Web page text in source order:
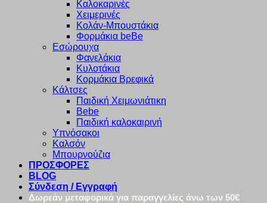
Καλοκαρινές
Χειμερινές
Κολάν-Μπουστάκια
Φορμάκια beBe
Εσώρουχα
Φανελάκια
Κυλοτάκια
Κορμάκια Βρεφικά
Κάλτσες
Παιδική Χειμωνιάτικη
Bebe
Παιδική καλοκαιρινή
Υπνόσακοι
Καλσόν
Μπουρνούζια
ΠΡΟΣΦΟΡΕΣ
BLOG
Σύνδεση / Εγγραφή
Δωρεάν μεταφορικά για παραγγελίες άνω των 50€